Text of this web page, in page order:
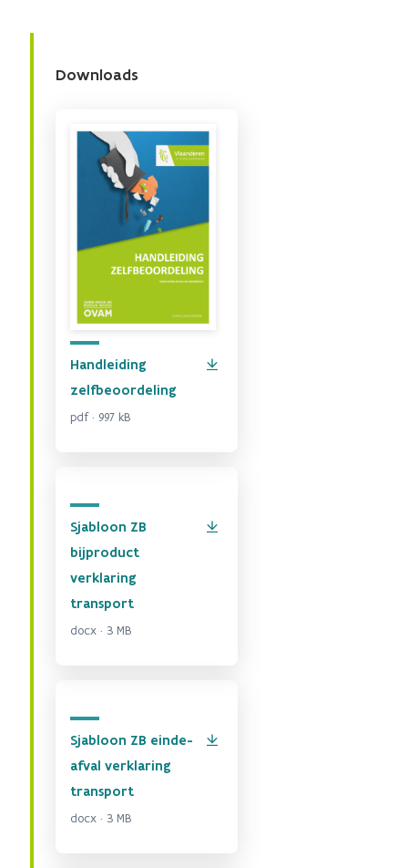
Downloads
Handleiding
zelfbeoordeling
pdf · 997 kB
Sjabloon ZB
bijproduct
verklaring
transport
docx · 3 MB
Sjabloon ZB einde-
afval verklaring
transport
docx · 3 MB